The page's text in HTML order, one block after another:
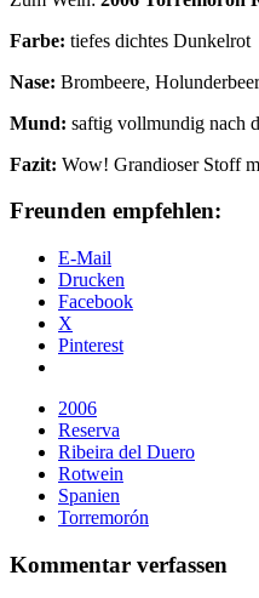
Farbe: tiefes dichtes Dunkelrot
Nase: Brombeere,
Mund: saftig vollmundig nach
Fazit: Wow! Grandioser Stoff
Freunden empfehlen:
E-Mail
Drucken
Facebook
X
Pinterest
2006
Reserva
Ribeira del Duero
Rotwein
Spanien
Torremorón
Kommentar verfassen